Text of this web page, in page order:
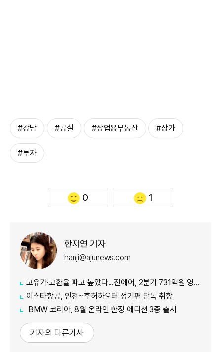
#강남 #공실 #상업용부동산 #상가
#투자
0 1
한지연 기자
hanji@ajunews.com
고유가·고환율 파고 높았다…진에어, 2분기 731억원 영업적자
이스타항공, 인천~후허하오터 정기편 단독 취항
BMW 코리아, 8월 온라인 한정 에디션 3종 출시
기자의 다른기사